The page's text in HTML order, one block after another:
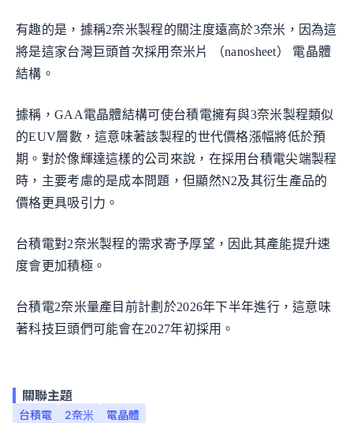
有趣的是，據稱2奈米製程的關注度遠高於3奈米，因為這
將是這家台灣巨頭首次採用奈米片 （nanosheet） 電晶體
結構。
據稱，GAA電晶體結構可使台積電擁有與3奈米製程類似
的EUV層數，這意味著該製程的世代價格漲幅將低於預
期。對於像輝達這樣的公司來說，在採用台積電尖端製程
時，主要考慮的是成本問題，但顯然N2及其衍生產品的
價格更具吸引力。
台積電對2奈米製程的需求寄予厚望，因此其產能提升速
度會更加積極。
台積電2奈米量產目前計劃於2026年下半年進行，這意味
著科技巨頭們可能會在2027年初採用。
關聯主題
台積電 2奈米 電晶體